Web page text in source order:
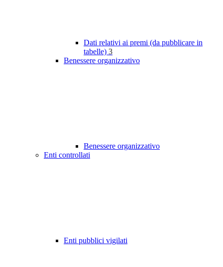
Dati relativi ai premi (da pubblicare in
tabelle) 3
Benessere organizzativo
Benessere organizzativo
Enti controllati
Enti pubblici vigilati